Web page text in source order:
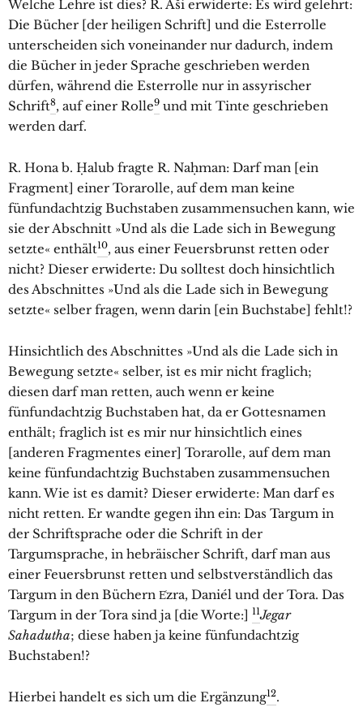
Welche Lehre ist dies? R. Aši erwiderte: Es wird gelehrt:
Die Bücher [der heiligen Schrift] und die Esterrolle
unterscheiden sich voneinander nur dadurch, indem
die Bücher in jeder Sprache geschrieben werden
dürfen, während die Esterrolle nur in assyrischer
Schrift8, auf einer Rolle9 und mit Tinte geschrieben
werden darf.
R. Hona b. Ḥalub fragte R. Naḥman: Darf man [ein
Fragment] einer Torarolle, auf dem man keine
fünfundachtzig Buchstaben zusammensuchen kann, wie
sie der Abschnitt »Und als die Lade sich in Bewegung
setzte« enthält10, aus einer Feuersbrunst retten oder
nicht? Dieser erwiderte: Du solltest doch hinsichtlich
des Abschnittes »Und als die Lade sich in Bewegung
setzte« selber fragen, wenn darin [ein Buchstabe] fehlt!?
Hinsichtlich des Abschnittes »Und als die Lade sich in
Bewegung setzte« selber, ist es mir nicht fraglich;
diesen darf man retten, auch wenn er keine
fünfundachtzig Buchstaben hat, da er Gottesnamen
enthält; fraglich ist es mir nur hinsichtlich eines
[anderen Fragmentes einer] Torarolle, auf dem man
keine fünfundachtzig Buchstaben zusammensuchen
kann. Wie ist es damit? Dieser erwiderte: Man darf es
nicht retten. Er wandte gegen ihn ein: Das Targum in
der Schriftsprache oder die Schrift in der
Targumsprache, in hebräischer Schrift, darf man aus
einer Feuersbrunst retten und selbstverständlich das
Targum in den Büchern E͑zra, Daniél und der Tora. Das
Targum in der Tora sind ja [die Worte:] 11Jegar
Sahadutha; diese haben ja keine fünfundachtzig
Buchstaben!?
Hierbei handelt es sich um die Ergänzung12.